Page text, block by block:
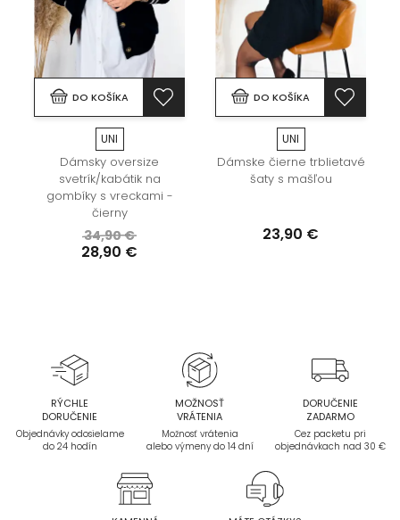
DO KOŠÍKA
UNI
Dámsky oversize
svetrík/kabátik na
gombíky s vreckami -
čierny
34,90 €
28,90 €
DO KOŠÍKA
UNI
Dámske čierne trblietavé
šaty s mašľou
23,90 €
RÝCHLE
DORUČENIE
Objednávky odosielame
do 24 hodín
MOŽNOSŤ
VRÁTENIA
Možnosť vrátenia
alebo výmeny do 14 dní
DORUČENIE
ZADARMO
Cez packetu pri
objednávkach nad 30 €